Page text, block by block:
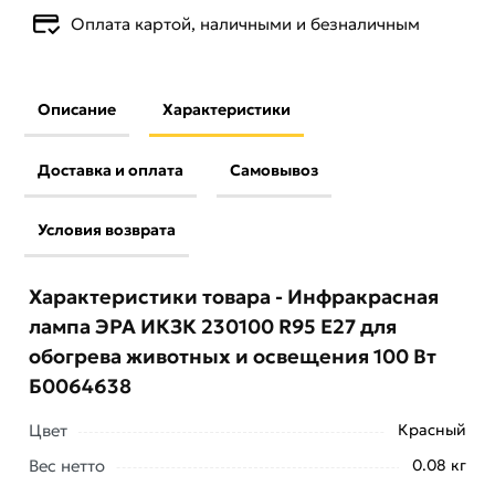
Оплата картой, наличными и безналичным
Описание Характеристики
Доставка и оплата Самовывоз
Условия возврата
Характеристики товара - Инфракрасная
лампа ЭРА ИКЗК 230100 R95 E27 для
обогрева животных и освещения 100 Вт
Б0064638
Цвет Красный
Вес нетто 0.08 кг